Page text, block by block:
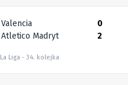
Valencia
Atletico Madryt
La Liga 34. kolejka
0
2